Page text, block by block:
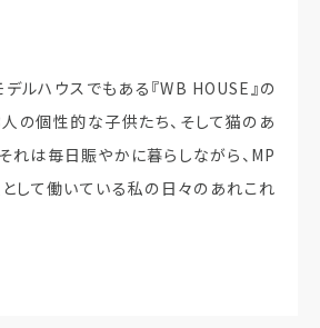
ルハウスでもある『WB HOUSE』の
の個性的な子供たち、そして猫のあ
れは毎日賑やかに暮らしながら、MP
して働いている私の日々のあれこれ